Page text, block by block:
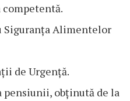
Siguranța Alimentelor
de Urgență.
pensiunii, obținută de la